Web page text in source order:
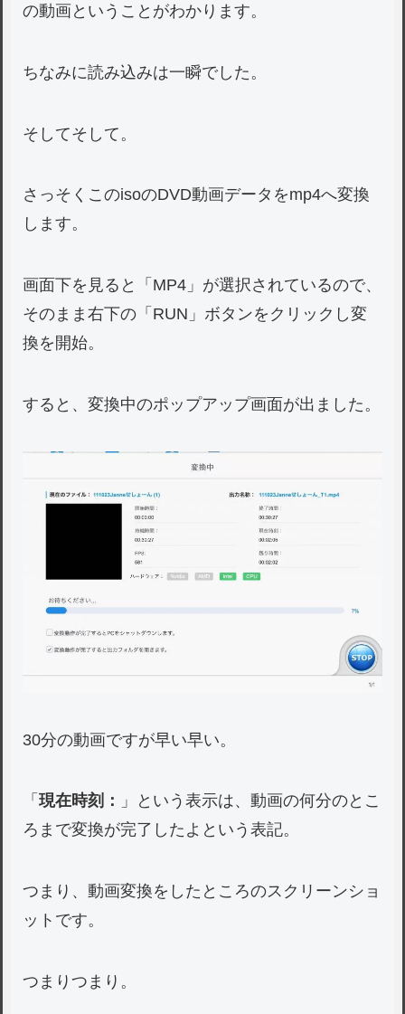
の動画ということがわかります。
ちなみに読み込みは一瞬でした。
そしてそして。
さっそくこのisoのDVD動画データをmp4へ変換
します。
画面下を見ると「MP4」が選択されているので、
そのまま右下の「RUN」ボタンをクリックし変
換を開始。
すると、変換中のポップアップ画面が出ました。
30分の動画ですが早い早い。
「現在時刻：
」という表示は、動画の何分のとこ
ろまで変換が完了したよという表記。
つまり、動画変換をしたところのスクリーンショ
ットです。
つまりつまり。